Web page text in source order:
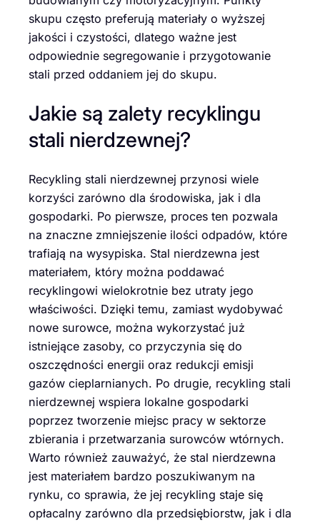
skupu często preferują materiały o wyższej
jakości i czystości, dlatego ważne jest
odpowiednie segregowanie i przygotowanie
stali przed oddaniem jej do skupu.
Jakie są zalety recyklingu
stali nierdzewnej?
Recykling stali nierdzewnej przynosi wiele
korzyści zarówno dla środowiska, jak i dla
gospodarki. Po pierwsze, proces ten pozwala
na znaczne zmniejszenie ilości odpadów, które
trafiają na wysypiska. Stal nierdzewna jest
materiałem, który można poddawać
recyklingowi wielokrotnie bez utraty jego
właściwości. Dzięki temu, zamiast wydobywać
nowe surowce, można wykorzystać już
istniejące zasoby, co przyczynia się do
oszczędności energii oraz redukcji emisji
gazów cieplarnianych. Po drugie, recykling stali
nierdzewnej wspiera lokalne gospodarki
poprzez tworzenie miejsc pracy w sektorze
zbierania i przetwarzania surowców wtórnych.
Warto również zauważyć, że stal nierdzewna
jest materiałem bardzo poszukiwanym na
rynku, co sprawia, że jej recykling staje się
opłacalny zarówno dla przedsiębiorstw, jak i dla